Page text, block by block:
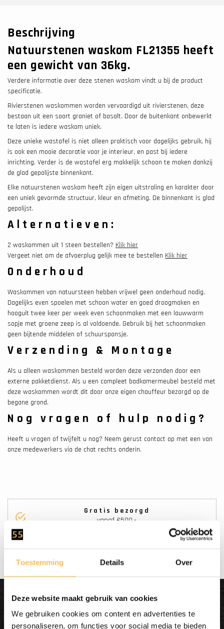
Toestemming Details Over
Deze website maakt gebruik van cookies
We gebruiken cookies om content en advertenties te
personaliseren, om functies voor social media te bieden
Beschrijving
Natuurstenen waskom FL21355 heeft
een gewicht van 36kg.
Verdere informatie over deze stenen waskom vindt u bij de product
specificatie.
Rivierstenen waskommen worden vervaardigd uit rivierstenen, deze
bestaan uit een soort graniet of basalt. Door de buitenkant onbewerkt
te laten is iedere waskom uniek.
Deze unieke wastafel is niet alleen praktisch voor dagelijks gebruik, hij
is ook een mooie decoratie voor je interieur, en past bij iedere
inrichting. Verder is de wastafel erg makkelijk schoon te maken dankzij
de glad gepolijste binnenkant.
Elke natuurstenen waskom heeft zijn eigen uitstraling en karakter door
een uniek gevormde structuur, kleur en afmeting. De binnenkant is glad
gepolijst.
Alternatieven:
2 waskommen uit 1 steen bestellen? Klik hier
Vergeet niet om de afvoerplug gelijk mee te bestellen Klik hier
Onderhoud
Waskommen van natuursteen hebben vrijwel geen onderhoud nodig.
Dagelijks even spoelen met schoon water en goed droogmaken en
hooguit twee keer per week even schoonmaken met een lauwwarm
sopje met groene zeep is al voldoende. Gebruik bij het schoonmaken
geen bijtende middelen of schuursponsje.
Verzending & Montage
Als u alleen waskommen besteld worden deze verzonden door een
externe pakketdienst. Als u een compleet badkamermeubel besteld met
deze waskommen wordt dit door onze eigen chauffeur bezorgd op de
begane grond.
Nog vragen of hulp nodig?
Heeft u vragen of twijfelt u nog? Neem gerust contact op met een van
onze medewerkers via de chat rechts onderin.
Gratis bezorgd
vanaf €500.-
Dit wordt'n
Enjoy